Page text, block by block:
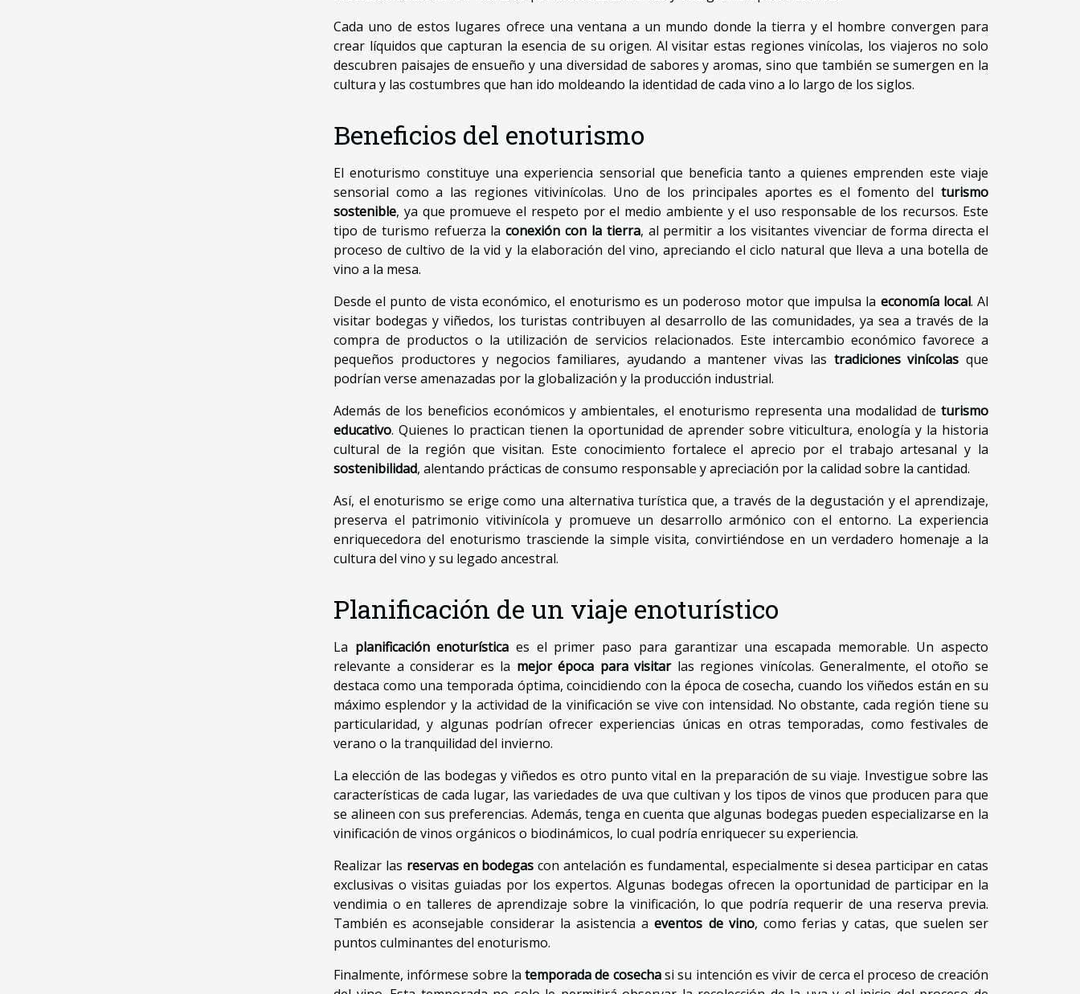
Cada uno de estos lugares ofrece una ventana a un mundo donde la tierra y el hombre convergen para
crear líquidos que capturan la esencia de su origen. Al visitar estas regiones vinícolas, los viajeros no solo
descubren paisajes de ensueño y una diversidad de sabores y aromas, sino que también se sumergen en la
cultura y las costumbres que han ido moldeando la identidad de cada vino a lo largo de los siglos.
Beneficios del enoturismo
El enoturismo constituye una experiencia sensorial que beneficia tanto a quienes emprenden este viaje
sensorial como a las regiones vitivinícolas. Uno de los principales aportes es el fomento del turismo
sostenible, ya que promueve el respeto por el medio ambiente y el uso responsable de los recursos. Este
tipo de turismo refuerza laconexión con la tierra, al permitir a los visitantes vivenciar de forma directa el
proceso de cultivo de la vid y la elaboración del vino, apreciando el ciclo natural que lleva a una botella de
vino a la mesa.
Desde el punto de vista económico, el enoturismo es un poderoso motor que impulsa la economía local. Al
visitar bodegas y viñedos, los turistas contribuyen al desarrollo de las comunidades, ya sea a través de la
compra de productos o la utilización de servicios relacionados. Este intercambio económico favorece a
pequeños productores y negocios familiares, ayudando a mantener vivas las tradiciones vinícolas que
podrían verse amenazadas por la globalización y la producción industrial.
Además de los beneficios económicos y ambientales, el enoturismo representa una modalidad de turismo
educativo. Quienes lo practican tienen la oportunidad de aprender sobre viticultura, enología y la historia
cultural de la región que visitan. Este conocimiento fortalece el aprecio por el trabajo artesanal y la
sostenibilidad, alentando prácticas de consumo responsable y apreciación por la calidad sobre la cantidad.
Así, el enoturismo se erige como una alternativa turística que, a través de la degustación y el aprendizaje,
preserva el patrimonio vitivinícola y promueve un desarrollo armónico con el entorno. La experiencia
enriquecedora del enoturismo trasciende la simple visita, convirtiéndose en un verdadero homenaje a la
cultura del vino y su legado ancestral.
Planificación de un viaje enoturístico
La planificación enoturística es el primer paso para garantizar una escapada memorable. Un aspecto
relevante a considerar es la mejor época para visitarlas regiones vinícolas. Generalmente, el otoño se
destaca como una temporada óptima, coincidiendo con la época de cosecha, cuando los viñedos están en su
máximo esplendor y la actividad de la vinificación se vive con intensidad. No obstante, cada región tiene su
particularidad, y algunas podrían ofrecer experiencias únicas en otras temporadas, como festivales de
verano o la tranquilidad del invierno.
La elección de las bodegas y viñedos es otro punto vital en la preparación de su viaje. Investigue sobre las
características de cada lugar, las variedades de uva que cultivan y los tipos de vinos que producen para que
se alineen con sus preferencias. Además, tenga en cuenta que algunas bodegas pueden especializarse en la
vinificación de vinos orgánicos o biodinámicos, lo cual podría enriquecer su experiencia.
Realizar las reservas en bodegas con antelación es fundamental, especialmente si desea participar en catas
exclusivas o visitas guiadas por los expertos. Algunas bodegas ofrecen la oportunidad de participar en la
vendimia o en talleres de aprendizaje sobre la vinificación, lo que podría requerir de una reserva previa.
También es aconsejable considerar la asistencia aeventos de vino, como ferias y catas, que suelen ser
puntos culminantes del enoturismo.
Finalmente, infórmese sobre latemporada de cosechasi su intención es vivir de cerca el proceso de creación